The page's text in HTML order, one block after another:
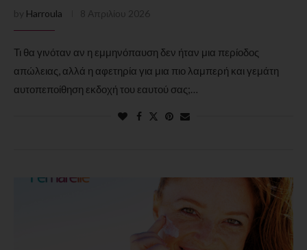
by Harroula 8 Απριλίου 2026
Τι θα γινόταν αν η εμμηνόπαυση δεν ήταν μια περίοδος
απώλειας, αλλά η αφετηρία για μια πιο λαμπερή και γεμάτη
αυτοπεποίθηση εκδοχή του εαυτού σας;…